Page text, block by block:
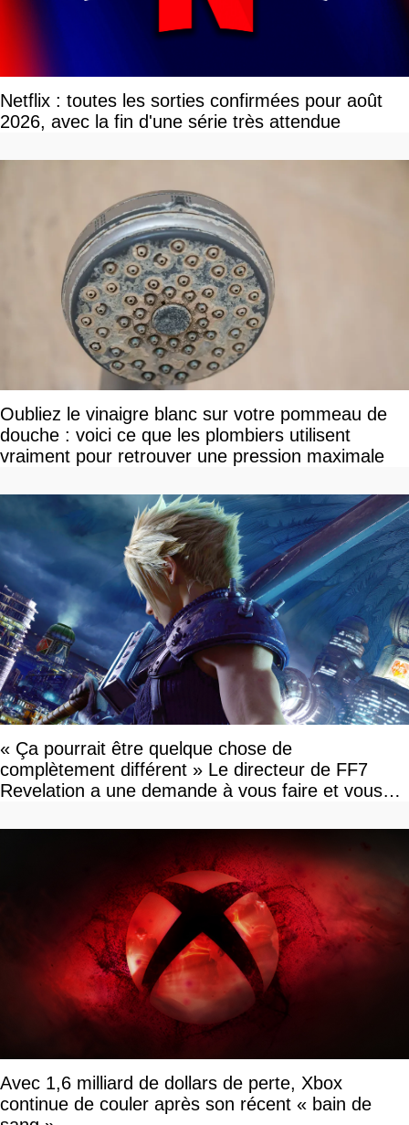
Netflix : toutes les sorties confirmées pour août
2026, avec la fin d'une série très attendue
Oubliez le vinaigre blanc sur votre pommeau de
douche : voici ce que les plombiers utilisent
vraiment pour retrouver une pression maximale
« Ça pourrait être quelque chose de
complètement différent » Le directeur de FF7
Revelation a une demande à vous faire et vous
Avec 1,6 milliard de dollars de perte, Xbox
continue de couler après son récent « bain de